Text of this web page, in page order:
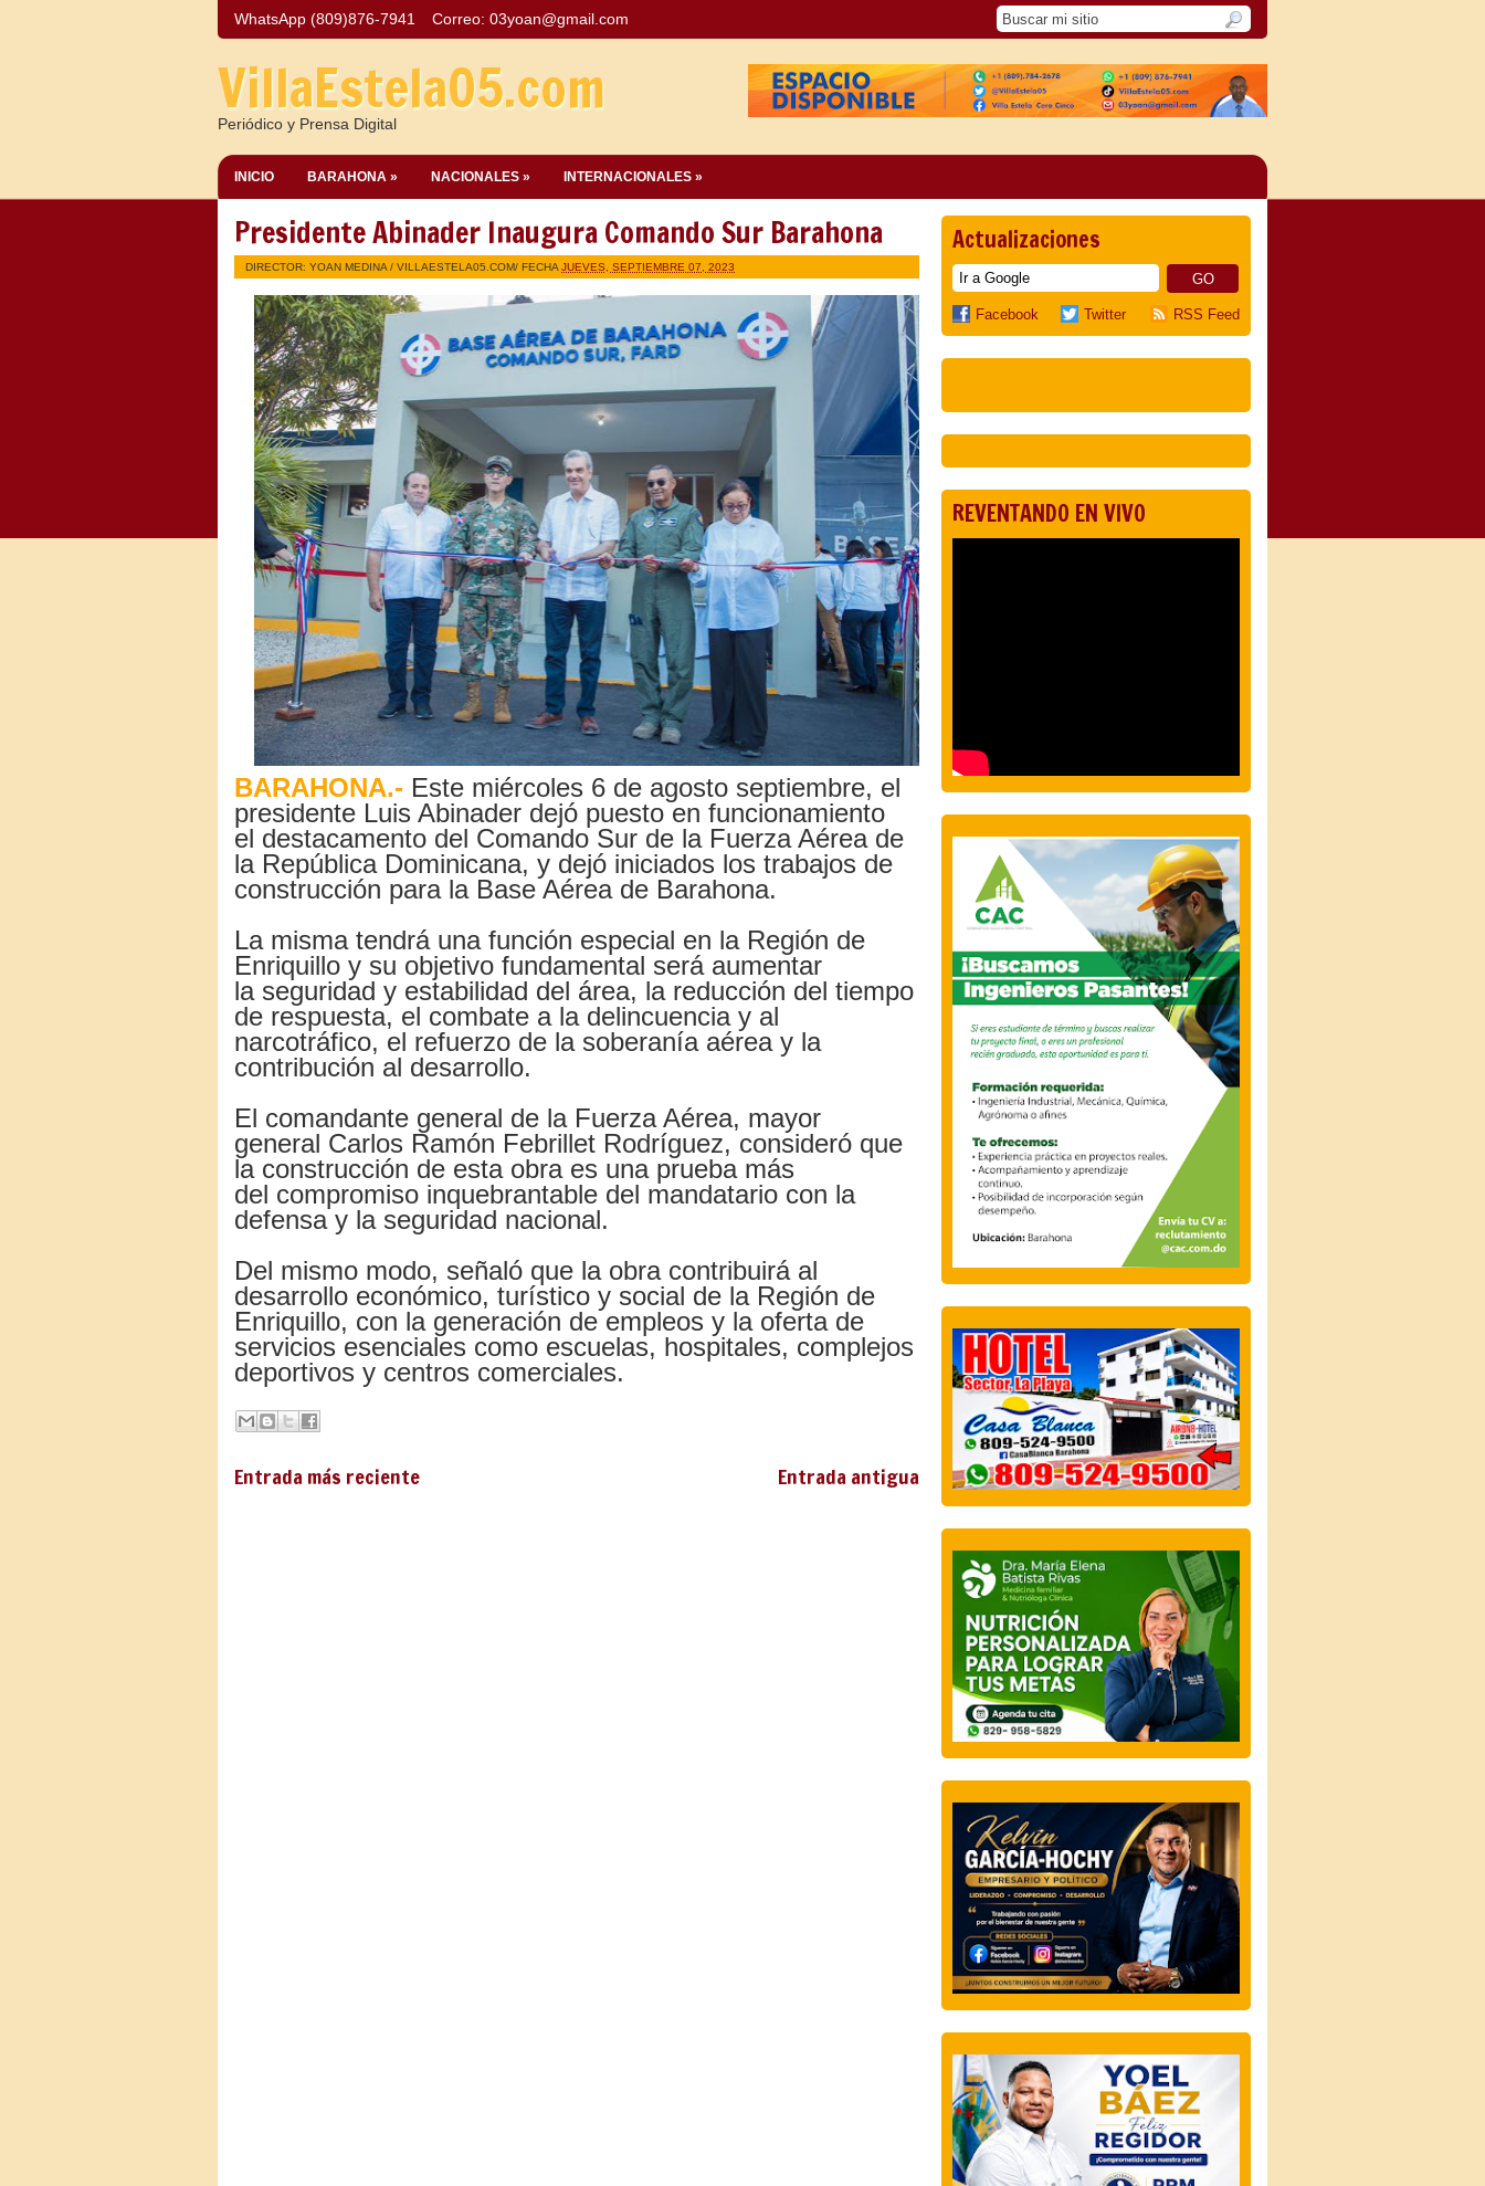
WhatsApp (809)876-7941 Correo: 03yoan@gmail.com
VillaEstela05.com
Periódico y Prensa Digital
INICIO BARAHONA » NACIONALES » INTERNACIONALES »
Presidente Abinader Inaugura Comando Sur Barahona
DIRECTOR: YOAN MEDINA / VILLAESTELA05.COM/ FECHA JUEVES, SEPTIEMBRE 07, 2023
BARAHONA.- Este miércoles 6 de agosto septiembre, el
presidente Luis Abinader dejó puesto en funcionamiento
el destacamento del Comando Sur de la Fuerza Aérea de
la República Dominicana, y dejó iniciados los trabajos de
construcción para la Base Aérea de Barahona.
La misma tendrá una función especial en la Región de
Enriquillo y su objetivo fundamental será aumentar
la seguridad y estabilidad del área, la reducción del tiempo
de respuesta, el combate a la delincuencia y al
narcotráfico, el refuerzo de la soberanía aérea y la
contribución al desarrollo.
El comandante general de la Fuerza Aérea, mayor
general Carlos Ramón Febrillet Rodríguez, consideró que
la construcción de esta obra es una prueba más
del compromiso inquebrantable del mandatario con la
defensa y la seguridad nacional.
Del mismo modo, señaló que la obra contribuirá al
desarrollo económico, turístico y social de la Región de
Enriquillo, con la generación de empleos y la oferta de
servicios esenciales como escuelas, hospitales, complejos
deportivos y centros comerciales.
Entrada más reciente Entrada antigua
Actualizaciones
Facebook Twitter RSS Feed
REVENTANDO EN VIVO